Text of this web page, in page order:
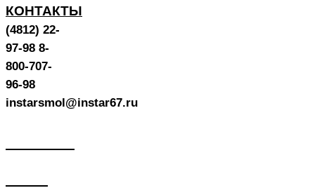
КОНТАКТЫ
(4812) 22-
97-98 8-
800-707-
96-98
instarsmol@instar67.ru